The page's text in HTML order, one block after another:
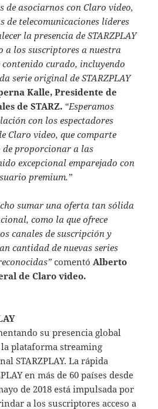
de asociarnos con Claro video,
de telecomunicaciones líderes
la presencia de STARZPLAY
a los suscriptores a nuestra
curado, incluyendo
serie original de STARZPLAY
Kalle, Presidente de
de STARZ. “Esperamos
con los espectadores
Claro video, que comparte
proporcionar a las
excepcional emparejado con
premium.”
sumar una oferta tan sólida
como la que ofrece
canales de suscripción y
cantidad de nuevas series
comentó Alberto
de Claro video.
su presencia global
plataforma streaming
STARZPLAY. La rápida
en más de 60 países desde
de 2018 está impulsada por
a los suscriptores acceso a